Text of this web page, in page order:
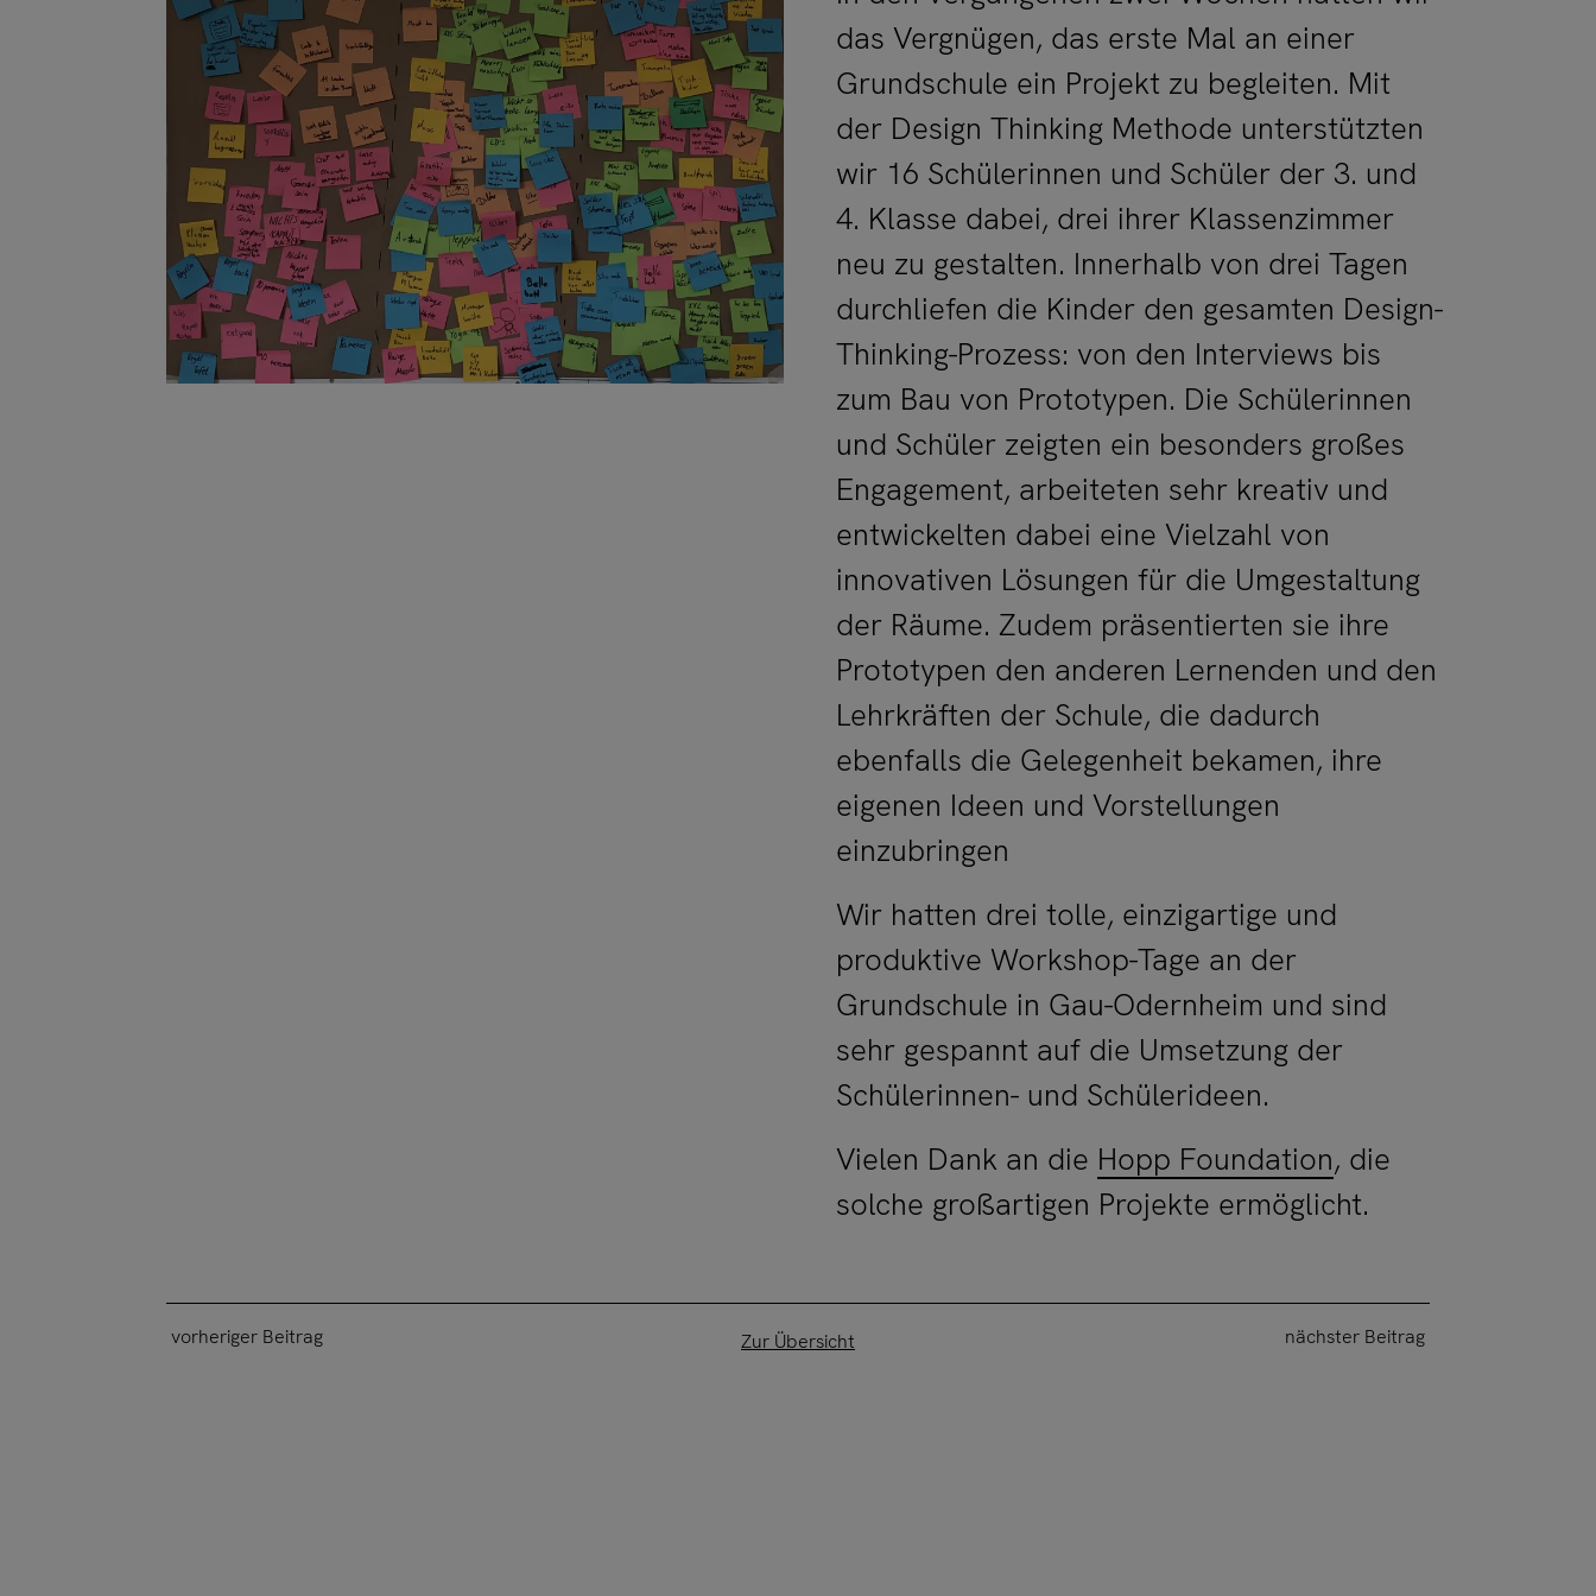
das Vergnügen, das erste Mal an einer
Grundschule ein Projekt zu begleiten. Mit
der Design Thinking Methode unterstützten
wir 16 Schülerinnen und Schüler der 3. und
4. Klasse dabei, drei ihrer Klassenzimmer
neu zu gestalten. Innerhalb von drei Tagen
durchliefen die Kinder den gesamten Design-
Thinking-Prozess: von den Interviews bis
zum Bau von Prototypen. Die Schülerinnen
und Schüler zeigten ein besonders großes
Engagement, arbeiteten sehr kreativ und
entwickelten dabei eine Vielzahl von
innovativen Lösungen für die Umgestaltung
der Räume. Zudem präsentierten sie ihre
Prototypen den anderen Lernenden und den
Lehrkräften der Schule, die dadurch
ebenfalls die Gelegenheit bekamen, ihre
eigenen Ideen und Vorstellungen
einzubringen
Wir hatten drei tolle, einzigartige und
produktive Workshop-Tage an der
Grundschule in Gau-Odernheim und sind
sehr gespannt auf die Umsetzung der
Schülerinnen- und Schülerideen.
Vielen Dank an die Hopp Foundation, die
solche großartigen Projekte ermöglicht.
vorheriger Beitrag Zur Übersicht nächster Beitrag